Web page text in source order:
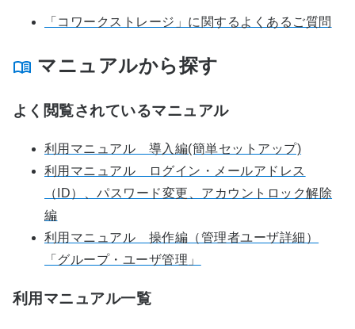
「コワークストレージ」に関するよくあるご質問
マニュアルから探す
よく閲覧されているマニュアル
利用マニュアル 導入編(簡単セットアップ)
利用マニュアル ログイン・メールアドレス
（ID）、パスワード変更、アカウントロック解除
編
利用マニュアル 操作編（管理者ユーザ詳細）
「グループ・ユーザ管理」
利用マニュアル一覧